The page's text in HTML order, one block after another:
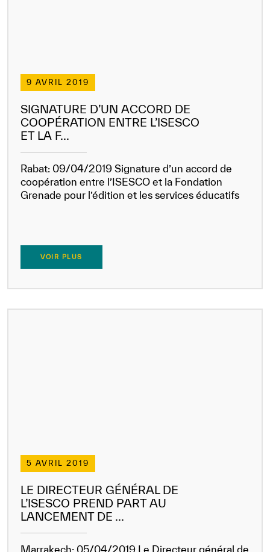
9 AVRIL 2019
SIGNATURE D’UN ACCORD DE
COOPÉRATION ENTRE L’ISESCO
ET LA F...
Rabat: 09/04/2019 Signature d’un accord de
coopération entre l’ISESCO et la Fondation
Grenade pour l’édition et les services éducatifs
VOIR PLUS
5 AVRIL 2019
LE DIRECTEUR GÉNÉRAL DE
L’ISESCO PREND PART AU
LANCEMENT DE ...
Marrakech: 05/04/2019 Le Directeur général de